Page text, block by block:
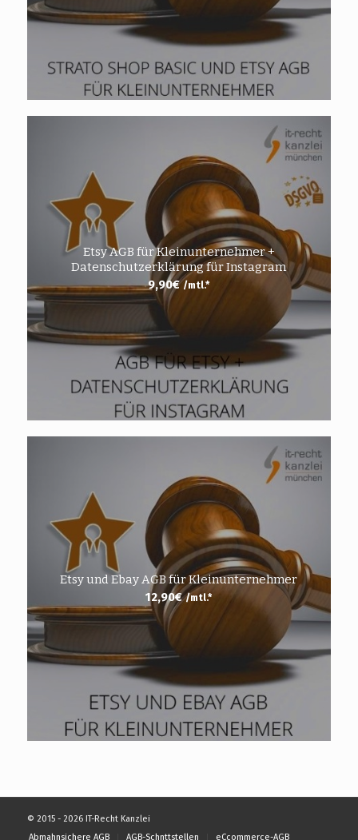
Etsy AGB für Kleinunternehmer +
Datenschutzerklärung für Instagram
9,90€ /mtl.*
Etsy und Ebay AGB für Kleinunternehmer
12,90€ /mtl.*
© 2015 - 2026 IT-Recht Kanzlei
Abmahnsichere AGB
AGB-Schnttstellen eCcommerce-AGB